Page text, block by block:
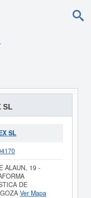
SL
SL
ALAUN, 19 -
DE
Ver Mapa